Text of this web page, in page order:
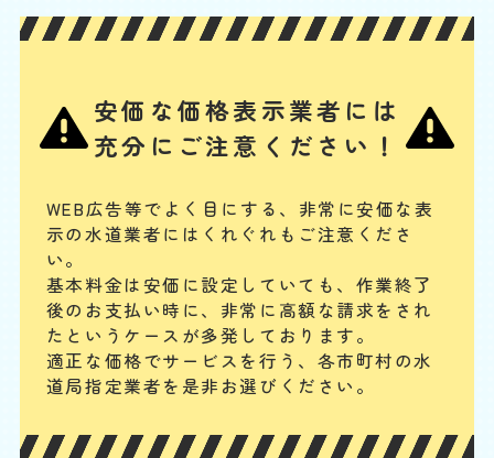
EB
限
合計 2,200円〜
管の破損、レバー・ボタンの故障、レバーとゴムフロートをつなぐチェ
ーンが切れている場合には、水が出ません。手に負えない場合は、専門
業者に連絡してください。
トイレタンクからの水漏
れ
3,000円 W
EB
限
定
割
引
2,200 円 0
合計 2,200
まず、止水栓を閉めて水の供給をストップします。タンク内のフロート
バルブやフラッシュバルブの動作確認、オーバーフロー管の水位を確
安価な価格表示業者には
充分にご注意ください！
WEB広告等でよく目にする、非常に安価な表
示の水道業者にはくれぐれもご注意くださ
い。
基本料金は安価に設定していても、作業終了
後のお支払い時に、 非常に高額な請求をされ
たというケースが多発しております。
適正な価格でサービスを行う、各市町村の水
道局指定業者を是非お選びください。